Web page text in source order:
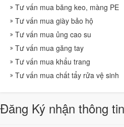
Tư vấn mua giày bảo hộ
Tư vấn mua ủng cao su
Tư vấn mua găng tay
Tư vấn mua khẩu trang
Tư vấn mua chất tẩy rửa vệ sinh
Đăng Ký nhận thông tin